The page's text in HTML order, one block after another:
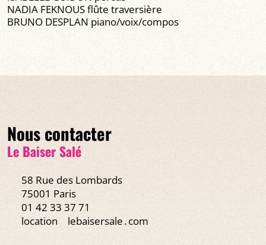
NADIA FEKNOUS flûte traversière
BRUNO DESPLAN piano/voix/compos
Nous contacter
Le Baiser Salé
58 Rue des Lombards
75001 Paris
01 42 33 37 71
location
lebaisersale․com